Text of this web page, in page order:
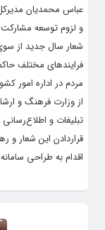
عباس محمدیان
و لزوم توسعه
شعار سال جدید از
فرایندهای مختلف
مردم در اداره امور
از وزارت فرهنگ و
تبلیغات و
قراردادن این شعار و
اقدام به طراحی